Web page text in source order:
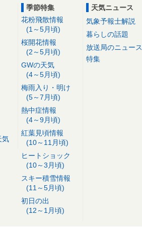
気
季節特集
花粉飛散情報
(1～5月頃)
桜開花情報
(2～5月頃)
GWの天気
(4～5月頃)
梅雨入り・明け
(5～7月頃)
熱中症情報
(4～9月頃)
紅葉見頃情報
(10～11月頃)
ヒートショック
(10～3月頃)
スキー積雪情報
(11～5月頃)
初日の出
(12～1月頃)
天気ニュース
気象予報士解説
暮らしの話題
放送局のニュース
特集